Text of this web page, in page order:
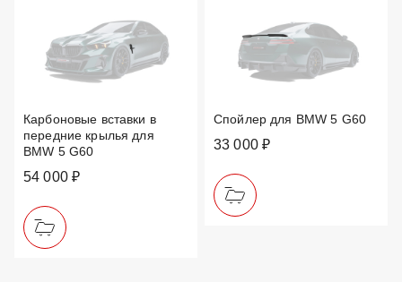
Карбоновые вставки в
передние крылья для
BMW 5 G60
54 000 ₽
Спойлер для BMW 5 G60
33 000 ₽